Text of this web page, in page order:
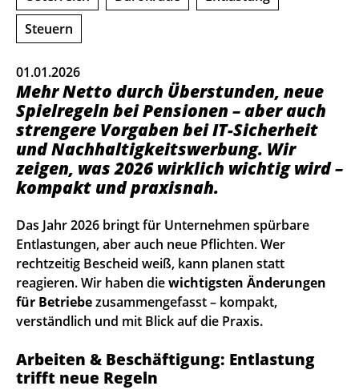
Steuern
01.01.2026
Mehr Netto durch Überstunden, neue
Spielregeln bei Pensionen – aber auch
strengere Vorgaben bei IT-Sicherheit
und Nachhaltigkeits­werbung. Wir
zeigen, was 2026 wirklich wichtig wird –
kompakt und praxisnah.
Das Jahr 2026 bringt für Unternehmen spürbare
Entlastungen, aber auch neue Pflichten. Wer
rechtzeitig Bescheid weiß, kann planen statt
reagieren. Wir haben diewichtigsten Änderungen
für Betriebezusammengefasst – kompakt,
verständlich und mit Blick auf die Praxis.
Arbeiten & Beschäftigung: Entlastung
trifft neue Regeln